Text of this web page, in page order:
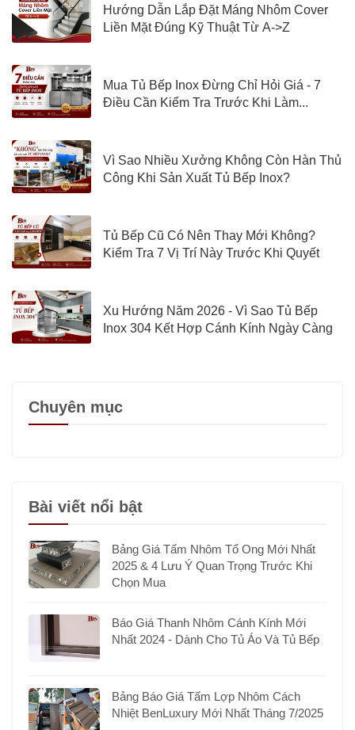
Hướng Dẫn Lắp Đặt Máng Nhôm Cover
Liền Mặt Đúng Kỹ Thuật Từ A->Z
Mua Tủ Bếp Inox Đừng Chỉ Hỏi Giá - 7
Điều Cần Kiểm Tra Trước Khi Làm...
Vì Sao Nhiều Xưởng Không Còn Hàn Thủ
Công Khi Sản Xuất Tủ Bếp Inox?
Tủ Bếp Cũ Có Nên Thay Mới Không?
Kiểm Tra 7 Vị Trí Này Trước Khi Quyết
Xu Hướng Năm 2026 - Vì Sao Tủ Bếp
Inox 304 Kết Hợp Cánh Kính Ngày Càng
Chuyên mục
Bài viết nổi bật
Bảng Giá Tấm Nhôm Tổ Ong Mới Nhất
2025 & 4 Lưu Ý Quan Trọng Trước Khi
Chọn Mua
Báo Giá Thanh Nhôm Cánh Kính Mới
Nhất 2024 - Dành Cho Tủ Áo Và Tủ Bếp
Bảng Báo Giá Tấm Lợp Nhôm Cách
Nhiệt BenLuxury Mới Nhất Tháng 7/2025